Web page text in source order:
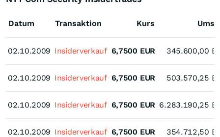
Datum
02.10.2009
02.10.2009
02.10.2009
02.10.2009
Transaktion Kurs
02.10.2009 Insiderverkauf 6,7500 EUR 345.600,00
02.10.2009 Insiderverkauf 6,7500 EUR 503.570,25
02.10.2009 Insiderverkauf 6,7500 EUR 6.283.190,25
02.10.2009 Insiderverkauf 6,7500 EUR 354.712,50